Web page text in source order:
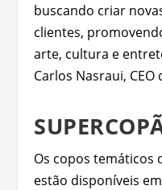
buscando criar
clientes,
arte, cultura e
Carlos Nasraui, CEO
Os copos temáticos
estão disponíveis